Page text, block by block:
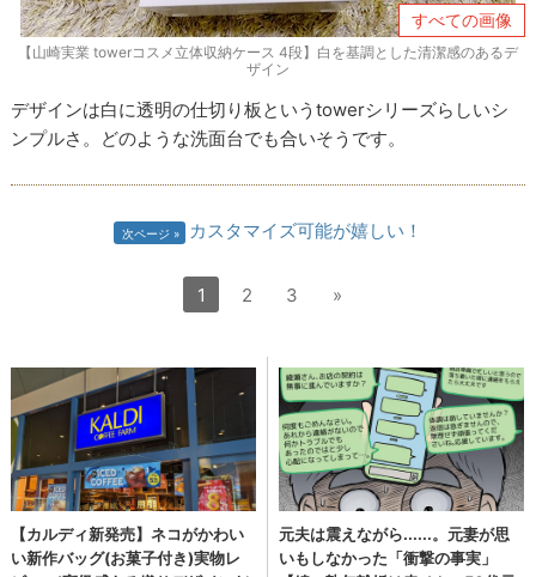
すべての画像
【山崎実業 towerコスメ立体収納ケース 4段】白を基調とした清潔感のあるデ
ザイン
デザインは白に透明の仕切り板というtowerシリーズらしいシ
ンプルさ。どのような洗面台でも合いそうです。
次ページ カスタマイズ可能が嬉しい！
1 2 3 »